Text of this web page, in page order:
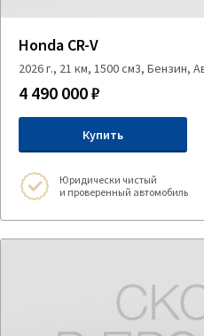
Honda CR-V
2026 г., 21 км, 1500 см3, Бензин,
4 490 000 ₽
Купить
Юридически чистый
и проверенный автомобиль